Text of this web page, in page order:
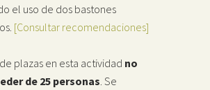
el uso de dos bastones
[Consultar recomendaciones]
plazas en esta actividad no
de 25 personas . Se